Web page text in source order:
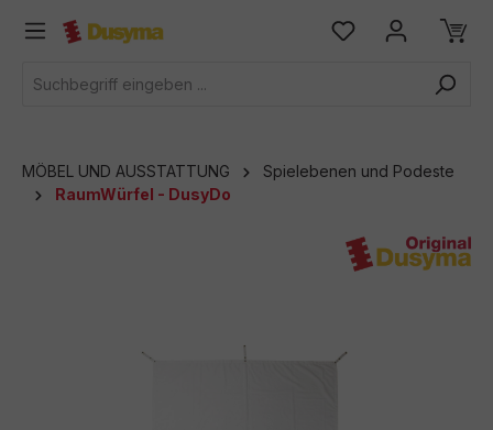
springen
MÖBEL UND AUSSTATTUNG
Spielebenen und Podeste
RaumWürfel - DusyDo